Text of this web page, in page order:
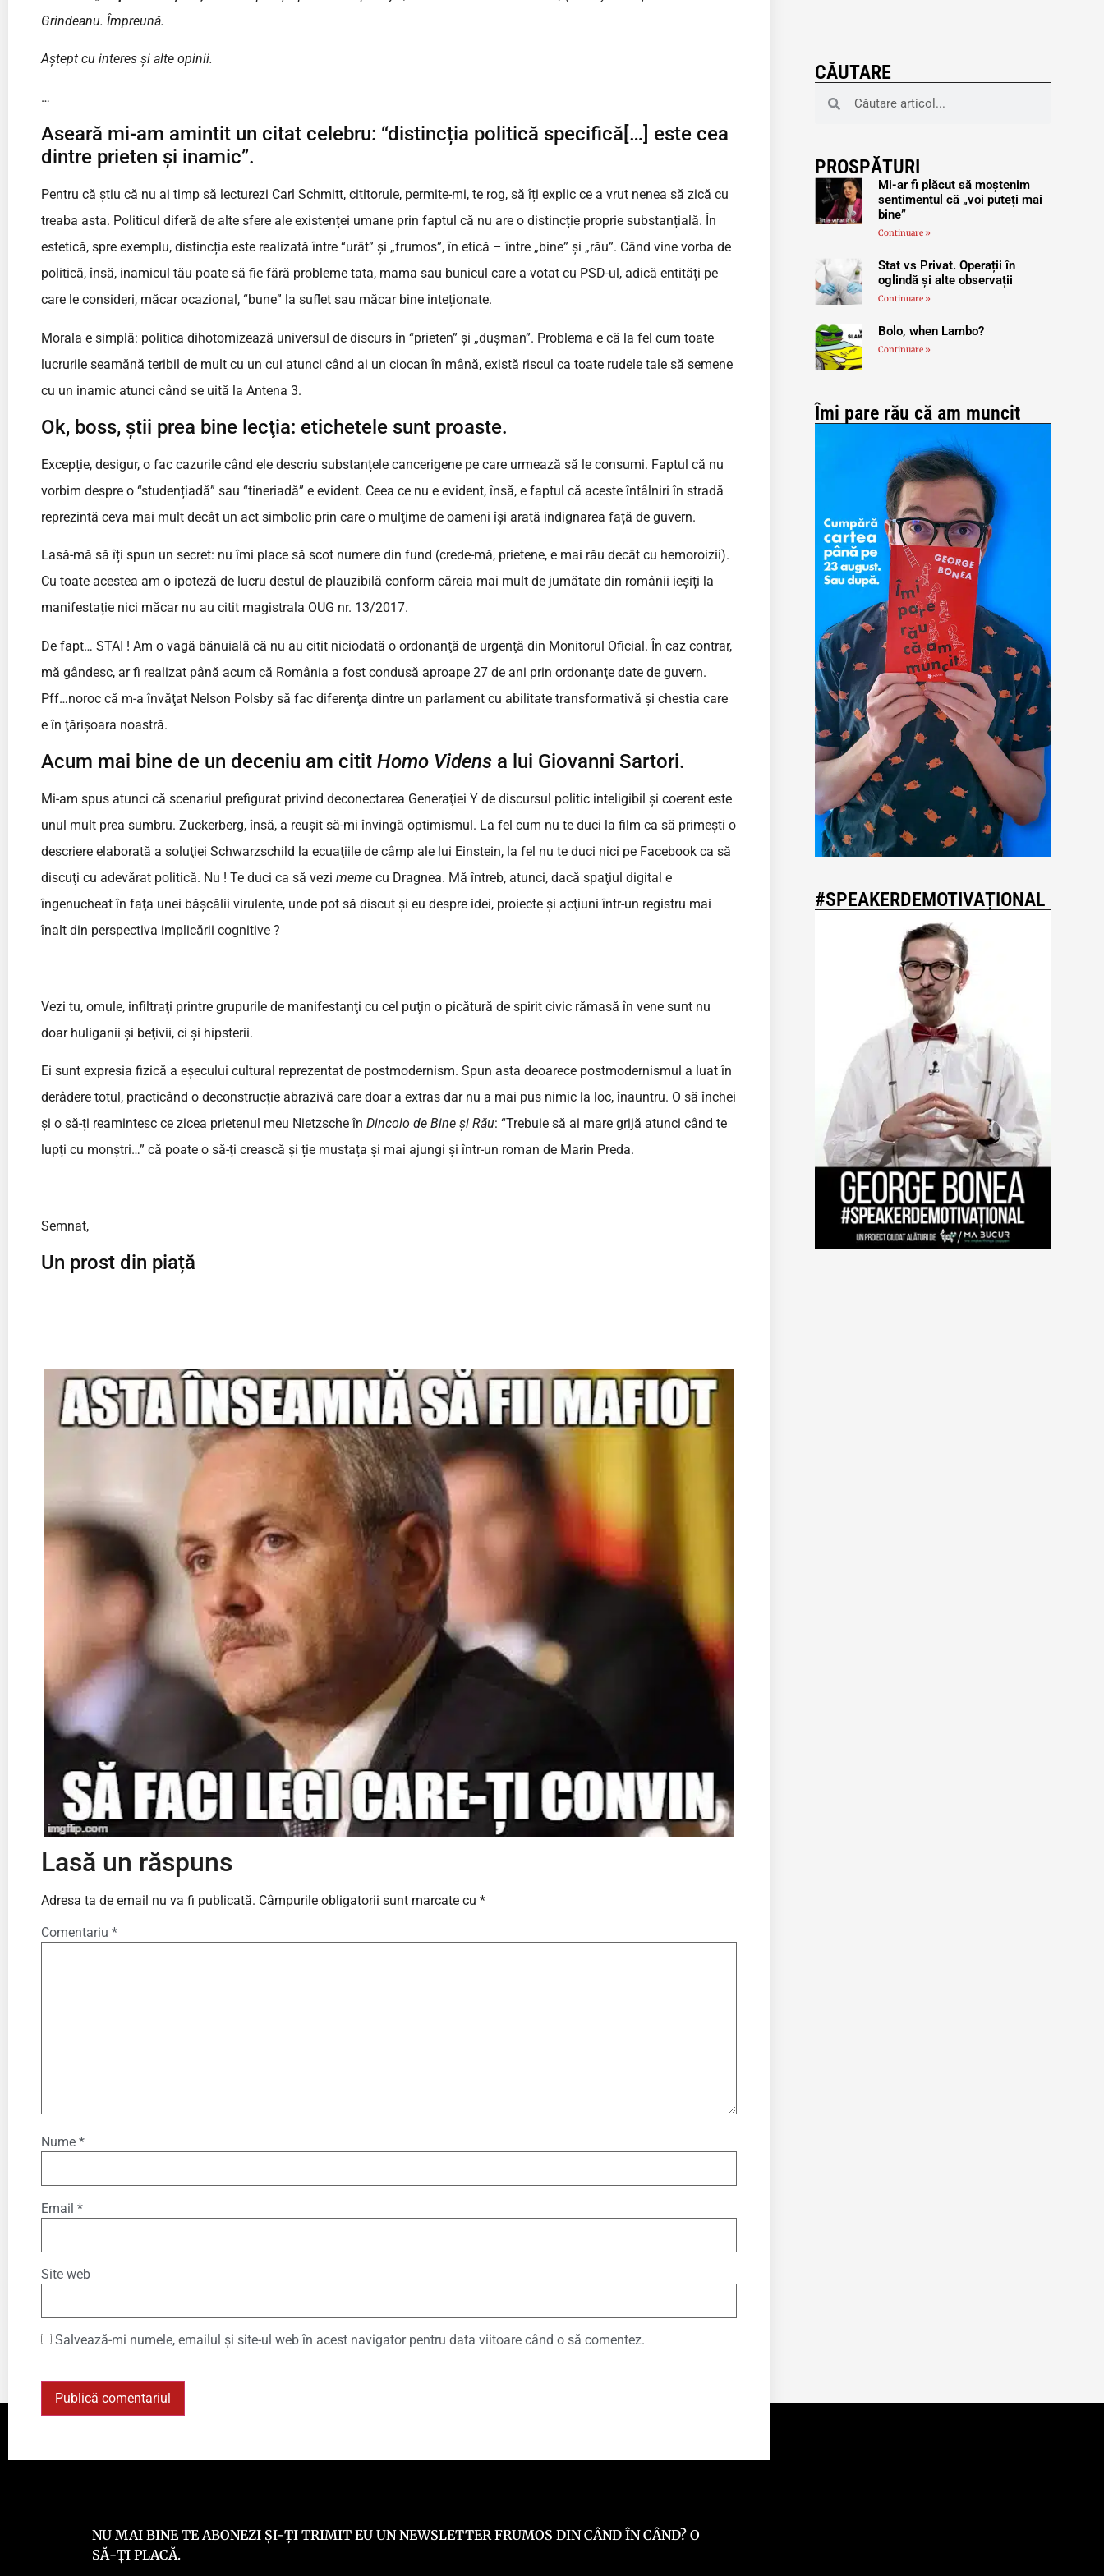
Grindeanu. Împreună.
Aștept cu interes și alte opinii.
…
Aseară mi-am amintit un citat celebru: “distincția politică specifică[…] este cea
dintre prieten și inamic”.
Pentru că știu că nu ai timp să lecturezi Carl Schmitt, cititorule, permite-mi, te rog, să îți explic ce a vrut nenea să zică cu
treaba asta. Politicul diferă de alte sfere ale existenței umane prin faptul că nu are o distincție proprie substanțială. În
estetică, spre exemplu, distincția este realizată între “urât” și „frumos”, în etică – între „bine” și „rău”. Când vine vorba de
politică, însă, inamicul tău poate să fie fără probleme tata, mama sau bunicul care a votat cu PSD-ul, adică entități pe
care le consideri, măcar ocazional, “bune” la suflet sau măcar bine inteționate.
Morala e simplă: politica dihotomizează universul de discurs în “prieten” și „dușman”. Problema e că la fel cum toate
lucrurile seamănă teribil de mult cu un cui atunci când ai un ciocan în mână, există riscul ca toate rudele tale să semene
cu un inamic atunci când se uită la Antena 3.
Ok, boss, știi prea bine lecţia: etichetele sunt proaste.
Excepție, desigur, o fac cazurile când ele descriu substanțele cancerigene pe care urmează să le consumi. Faptul că nu
vorbim despre o “studențiadă” sau “tineriadă” e evident. Ceea ce nu e evident, însă, e faptul că aceste întâlniri în stradă
reprezintă ceva mai mult decât un act simbolic prin care o mulţime de oameni își arată indignarea față de guvern.
Lasă-mă să îți spun un secret: nu îmi place să scot numere din fund (crede-mă, prietene, e mai rău decât cu hemoroizii).
Cu toate acestea am o ipoteză de lucru destul de plauzibilă conform căreia mai mult de jumătate din românii ieșiți la
manifestație nici măcar nu au citit magistrala OUG nr. 13/2017.
De fapt… STAI ! Am o vagă bănuială că nu au citit niciodată o ordonanţă de urgenţă din Monitorul Oficial. În caz contrar,
mă gândesc, ar fi realizat până acum că România a fost condusă aproape 27 de ani prin ordonanţe date de guvern.
Pff…noroc că m-a învăţat Nelson Polsby să fac diferenţa dintre un parlament cu abilitate transformativă şi chestia care
e în ţărişoara noastră.
Acum mai bine de un deceniu am citit Homo Videns a lui Giovanni Sartori.
Mi-am spus atunci că scenariul prefigurat privind deconectarea Generaţiei Y de discursul politic inteligibil şi coerent este
unul mult prea sumbru. Zuckerberg, însă, a reuşit să-mi învingă optimismul. La fel cum nu te duci la film ca să primeşti o
descriere elaborată a soluţiei Schwarzschild la ecuaţiile de câmp ale lui Einstein, la fel nu te duci nici pe Facebook ca să
discuţi cu adevărat politică. Nu ! Te duci ca să vezi meme cu Dragnea. Mă întreb, atunci, dacă spaţiul digital e
îngenucheat în faţa unei băşcălii virulente, unde pot să discut şi eu despre idei, proiecte şi acţiuni într-un registru mai
înalt din perspectiva implicării cognitive ?
Vezi tu, omule, infiltraţi printre grupurile de manifestanţi cu cel puţin o picătură de spirit civic rămasă în vene sunt nu
doar huliganii şi beţivii, ci şi hipsterii.
Ei sunt expresia fizică a eşecului cultural reprezentat de postmodernism. Spun asta deoarece postmodernismul a luat în
derâdere totul, practicând o deconstrucție abrazivă care doar a extras dar nu a mai pus nimic la loc, înauntru. O să închei
și o să-ți reamintesc ce zicea prietenul meu Nietzsche în Dincolo de Bine și Rău: “Trebuie să ai mare grijă atunci când te
lupți cu monștri…” că poate o să-ți crească și ție mustața și mai ajungi și într-un roman de Marin Preda.
Semnat,
Un prost din piață
Lasă un răspuns
Adresa ta de email nu va fi publicată. Câmpurile obligatorii sunt marcate cu *
Comentariu *
Nume *
Email *
Site web
Salvează-mi numele, emailul și site-ul web în acest navigator pentru data viitoare când o să comentez.
CĂUTARE
PROSPĂTURI
Mi-ar fi plăcut să moștenim
sentimentul că „voi puteți mai
bine”
Continuare »
Stat vs Privat. Operații în
oglindă și alte observații
Continuare »
Bolo, when Lambo?
Continuare »
Îmi pare rău că am muncit
#SPEAKERDEMOTIVAȚIONAL
NU MAI BINE TE ABONEZI ȘI-ȚI TRIMIT EU UN NEWSLETTER FRUMOS DIN CÂND ÎN CÂND? O
SĂ-ȚI PLACĂ.